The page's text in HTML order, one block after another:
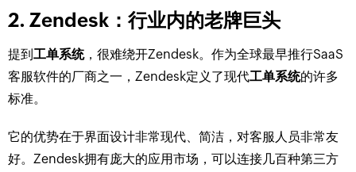
2. Zendesk：行业内的老牌巨头
提到工单系统，很难绕开Zendesk。作为全球最早推行SaaS
客服软件的厂商之一，Zendesk定义了现代工单系统的许多
标准。
它的优势在于界面设计非常现代、简洁，对客服人员非常友
好。Zendesk拥有庞大的应用市场，可以连接几百种第三方